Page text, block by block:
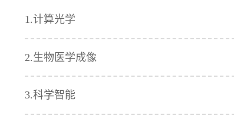
1.计算光学
2.生物医学成像
3.科学智能